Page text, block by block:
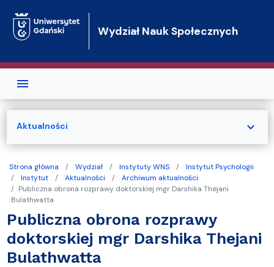
Wydział Nauk Społecznych
Strona główna Wydział Instytuty WNS
Instytut Psychologii
Instytut
Aktualności
Archiwum aktualności
Publiczna obrona rozprawy doktorskiej mgr Darshika Thejani
Bulathwatta
Publiczna obrona rozprawy
doktorskiej mgr Darshika Thejani
Bulathwatta
Aktualności expand_more